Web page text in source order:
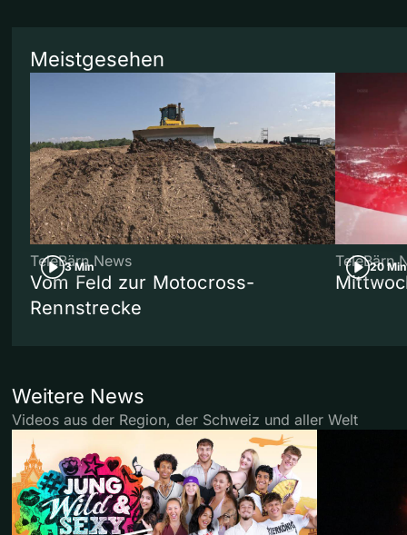
Meistgesehen
3 Min
TeleBärn News
Vom Feld zur Motocross-
Rennstrecke
20 Min
TeleBärn
Weitere News
Videos aus der Region, der Schweiz und aller Welt